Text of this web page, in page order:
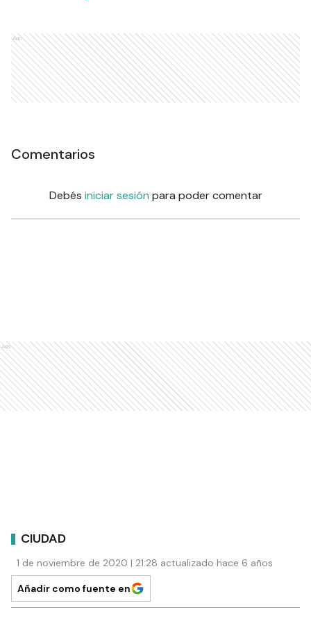
Ads
Comentarios
Debés iniciar sesión para poder comentar
Ads
CIUDAD
1 de noviembre de 2020 | 21:28 actualizado hace 6 años
Añadir como fuente en